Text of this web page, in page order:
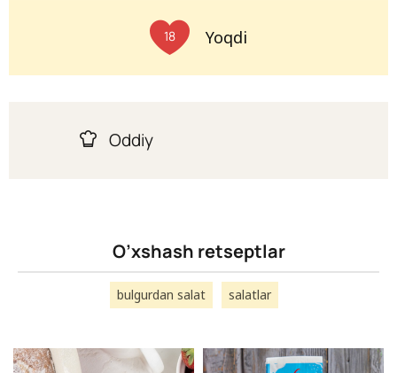
18 Yoqdi
Oddiy
O’xshash retseptlar
bulgurdan salat salatlar